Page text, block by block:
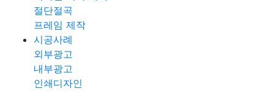
절단절곡
프레임 제작
시공사례
외부광고
내부광고
인쇄디자인